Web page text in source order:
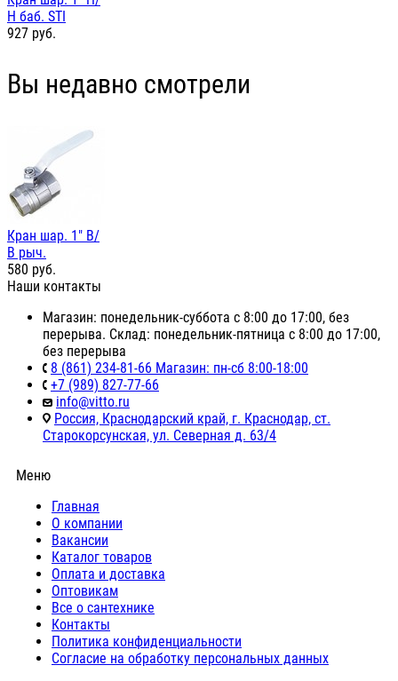
Н баб. STI
927 руб.
Вы недавно смотрели
Кран шар. 1" В/
В рыч.
580 руб.
Наши контакты
Магазин: понедельник-суббота с 8:00 до 17:00, без
перерыва. Склад: понедельник-пятница с 8:00 до 17:00,
без перерыва
8 (861) 234-81-66 Магазин: пн-сб 8:00-18:00
+7 (989) 827-77-66
info@vitto.ru
Россия, Краснодарский край, г. Краснодар, ст.
Старокорсунская, ул. Северная д. 63/4
Меню
Главная
О компании
Вакансии
Каталог товаров
Оплата и доставка
Оптовикам
Все о сантехнике
Контакты
Политика конфиденциальности
Согласие на обработку персональных данных